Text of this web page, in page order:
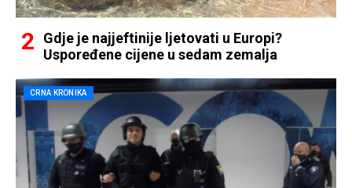
Gdje je najjeftinije ljetovati u Europi?
Uspoređene cijene u sedam zemalja
CRNA KRONIKA